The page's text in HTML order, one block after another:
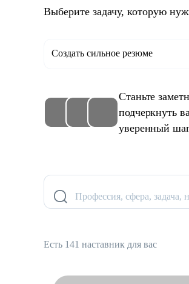
Выберите задачу, которую
Создать сильное резюме
Станьте
подчеркнуть
уверенный
Профессия, сфера,
Есть 141 наставник для вас